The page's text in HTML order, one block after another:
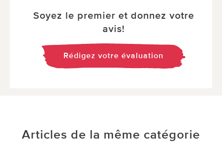
Soyez le premier et donnez votre
avis!
Rédigez votre évaluation
Articles de la même catégorie